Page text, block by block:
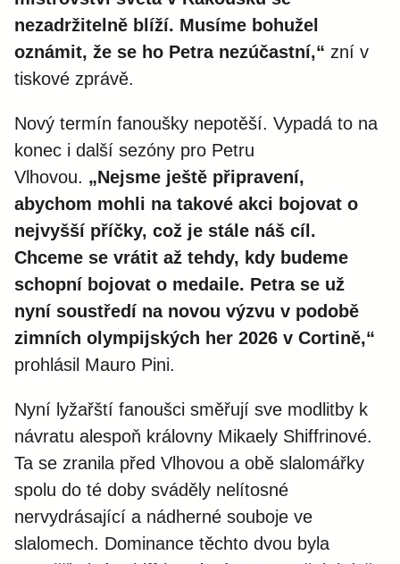
nezadržitelně blíží. Musíme bohužel
oznámit, že se ho Petra nezúčastní,“ zní v
tiskové zprávě.
Nový termín fanoušky nepotěší. Vypadá to na
konec i další sezóny pro Petru
Vlhovou. „Nejsme ještě připravení,
abychom mohli na takové akci bojovat o
nejvyšší příčky, což je stále náš cíl.
Chceme se vrátit až tehdy, kdy budeme
schopní bojovat o medaile. Petra se už
nyní soustředí na novou výzvu v podobě
zimních olympijských her 2026 v Cortině,“
prohlásil Mauro Pini.
Nyní lyžařští fanoušci směřují sve modlitby k
návratu alespoň královny Mikaely Shiffrinové.
Ta se zranila před Vlhovou a obě slalomářky
spolu do té doby sváděly nelítosné
nervydrásající a nádherné souboje ve
slalomech. Dominance těchto dvou byla